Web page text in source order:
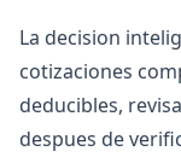
La decision
cotizaciones
deducibles,
despues de